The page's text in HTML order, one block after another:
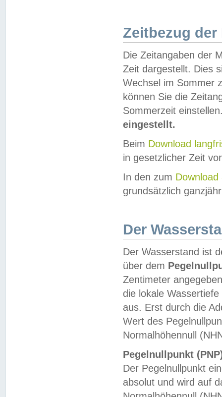
Zeitbezug der
Die Zeitangaben der
Zeit dargestellt. Dies
Wechsel im Sommer
können Sie die
Sommerzeit
eingestellt.
Beim Download
in gesetzlicher Zeit
In den zum Download
grundsätzlich
Der
Der Wasserstand ist
über dem
Zentimeter
die lokale
aus. Erst durch die
Wert des
Normalhöhennull
Pegelnullpunkt
Der Pegelnullpunkt
absolut und wird auf